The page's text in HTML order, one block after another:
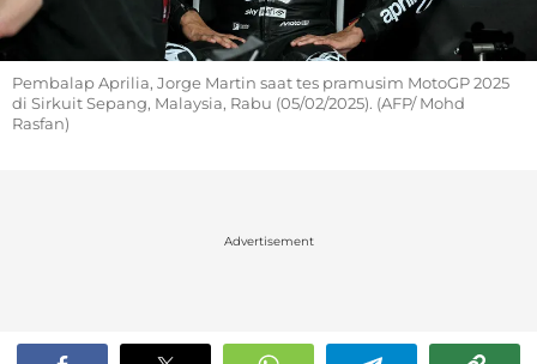
Pembalap Aprilia, Jorge Martin saat tes pramusim MotoGP 2025
di Sirkuit Sepang, Malaysia, Rabu (05/02/2025). (AFP/ Mohd
Rasfan)
Advertisement